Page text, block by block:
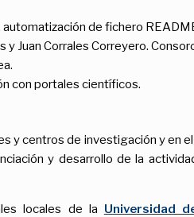
de fichero
Juan Corrales Correyero.
con portales científicos.
y centros de investigación y en el
y desarrollo de la
locales de la Universidad